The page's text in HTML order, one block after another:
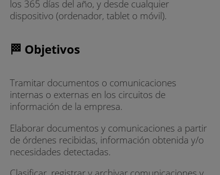
los 365 días del año, y desde cualquier
dispositivo (ordenador, tablet o móvil).
🏁 Objetivos
Tramitar documentos o comunicaciones
internas o externas en los circuitos de
información de la empresa.
Elaborar documentos y comunicaciones a partir
de órdenes recibidas, información obtenida y/o
necesidades detectadas.